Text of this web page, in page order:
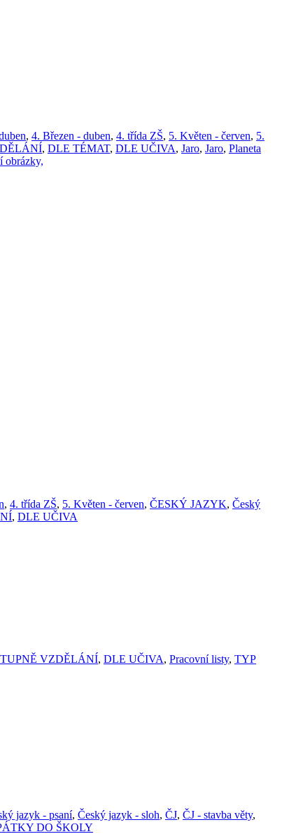
, 4. Březen - duben, 4. třída ZŠ, 5. Květen - červen, 5.
, DLE TÉMAT, DLE UČIVA, Jaro, Jaro, Planeta
obrázky,
, 4. třída ZŠ, 5. Květen - červen, ČESKÝ JAZYK, Český
, DLE UČIVA
VZDĚLÁNÍ, DLE UČIVA, Pracovní listy, TYP
jazyk - psaní, Český jazyk - sloh, ČJ, ČJ - stavba věty,
DO ŠKOLY